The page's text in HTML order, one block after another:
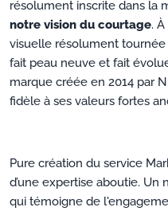
résolument inscrite dans la
notre vision du courtage.
visuelle résolument tournée
fait peau neuve et fait
marque créée en 2014 par
fidèle à ses valeurs fortes
Pure création du service
d’une expertise aboutie.
qui témoigne de